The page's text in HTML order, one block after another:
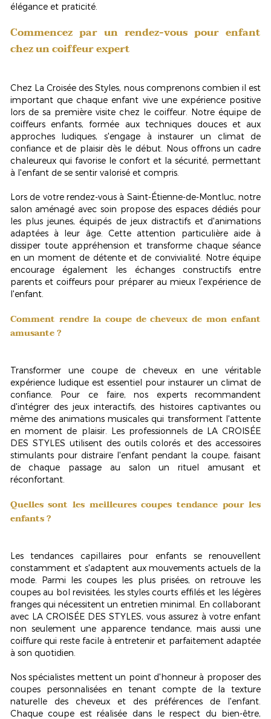
élégance et praticité.
Commencez par un rendez-vous pour enfant
chez un coiffeur expert
Chez La Croisée des Styles, nous comprenons combien il est
important que chaque enfant vive une expérience positive
lors de sa première visite chez le coiffeur. Notre équipe de
coiffeurs enfants, formée aux techniques douces et aux
approches ludiques, s'engage à instaurer un climat de
confiance et de plaisir dès le début. Nous offrons un cadre
chaleureux qui favorise le confort et la sécurité, permettant
à l'enfant de se sentir valorisé et compris.
Lors de votre rendez-vous à Saint-Étienne-de-Montluc, notre
salon aménagé avec soin propose des espaces dédiés pour
les plus jeunes, équipés de jeux distractifs et d'animations
adaptées à leur âge. Cette attention particulière aide à
dissiper toute appréhension et transforme chaque séance
en un moment de détente et de convivialité. Notre équipe
encourage également les échanges constructifs entre
parents et coiffeurs pour préparer au mieux l'expérience de
l'enfant.
Comment rendre la coupe de cheveux de mon enfant
amusante ?
Transformer une coupe de cheveux en une véritable
expérience ludique est essentiel pour instaurer un climat de
confiance. Pour ce faire, nos experts recommandent
d'intégrer des jeux interactifs, des histoires captivantes ou
même des animations musicales qui transforment l'attente
en moment de plaisir. Les professionnels de LA CROISÉE
DES STYLES utilisent des outils colorés et des accessoires
stimulants pour distraire l'enfant pendant la coupe, faisant
de chaque passage au salon un rituel amusant et
réconfortant.
Quelles sont les meilleures coupes tendance pour les
enfants ?
Les tendances capillaires pour enfants se renouvellent
constamment et s'adaptent aux mouvements actuels de la
mode. Parmi les coupes les plus prisées, on retrouve les
coupes au bol revisitées, les styles courts effilés et les légères
franges qui nécessitent un entretien minimal. En collaborant
avec LA CROISÉE DES STYLES, vous assurez à votre enfant
non seulement une apparence tendance, mais aussi une
coiffure qui reste facile à entreteniret parfaitement adaptée
à son quotidien.
Nos spécialistes mettent un point d'honneur à proposer des
coupes personnalisées en tenant compte de la texture
naturelle des cheveux et des préférences de l'enfant.
Chaque coupe est réalisée dans le respect du bien-être,